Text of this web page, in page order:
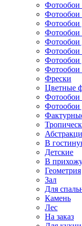
Фотообои
Фотообои
Фотообои
Фотообои
Фотообои
Фотообои
Фотообои
Фотообои
Фрески
Цветные
Фотообои
Фотообои
В
Детские
В
Геометрия
Зал
Для
Камень
Лес
На заказ